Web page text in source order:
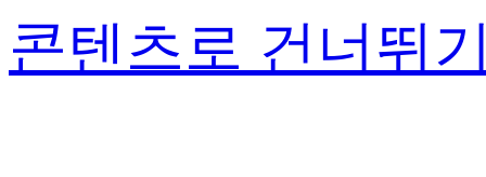
콘텐츠로 건너뛰